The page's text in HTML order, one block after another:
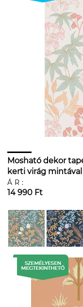
Mosható dekor
kerti virág mintával
ÁR:
14 990 Ft